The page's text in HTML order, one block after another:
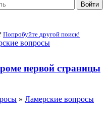
Войти
Попробуйте другой поиск!
вопросы
первой страницы
» Ламерские вопросы